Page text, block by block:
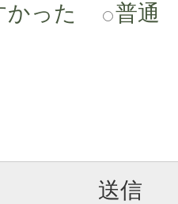
かった
普通